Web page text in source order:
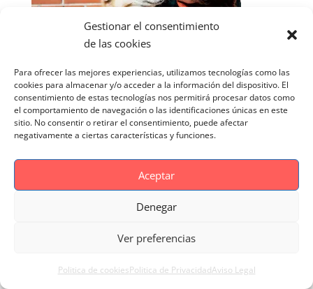
Gestionar el consentimiento
de las cookies
Para ofrecer las mejores experiencias, utilizamos tecnologías como las
cookies para almacenar y/o acceder a la información del dispositivo. El
consentimiento de estas tecnologías nos permitirá procesar datos como
el comportamiento de navegación o las identificaciones únicas en este
sitio. No consentir o retirar el consentimiento, puede afectar
negativamente a ciertas características y funciones.
Aceptar
Denegar
Ver preferencias
Politica de cookiesPolitica de PrivacidadAviso Legal
Politica de cookies
Portfolio